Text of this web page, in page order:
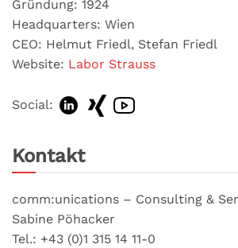
Gründung: 1924
Headquarters: Wien
CEO: Helmut Friedl, Stefan Friedl
Website: Labor Strauss
Social:
Kontakt
comm:unications – Consulting &
Sabine Pöhacker
Tel.: +43 (0)1 315 14 11-0